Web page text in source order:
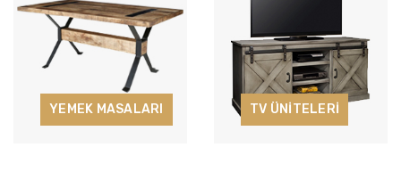
YEMEK MASALARI TV ÜNİTELERİ